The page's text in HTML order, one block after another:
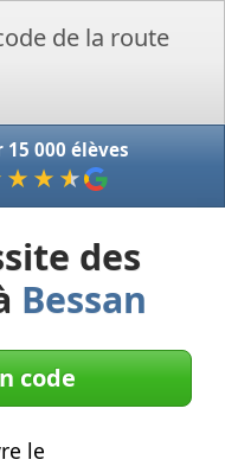
000 élèves
★
des
Bessan
code
le